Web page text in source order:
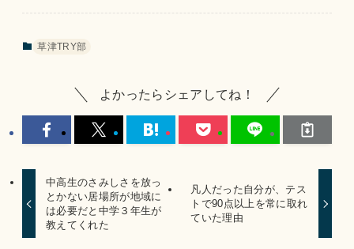
草津TRY部
よかったらシェアしてね！
中高生のさみしさを放っ
とかない居場所が地域に
は必要だと中学３年生が
教えてくれた
凡人だった自分が、テス
トで90点以上を常に取れ
ていた理由